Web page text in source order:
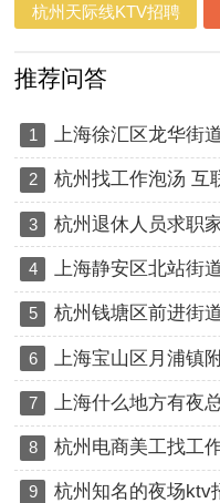
杭州天际线KTV招聘
推荐问答
1
2 杭州找工作泡汤 互
3 杭州退休人员求职
4
5
6
7
8 杭州电商美工找工
9